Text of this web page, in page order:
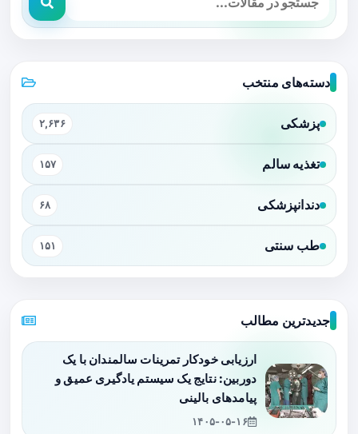
دسته‌های منتخب
پزشکی ۲,۶۳۶
تغذیه سالم ۱۵۷
دندانپزشکی ۶۸
طب سنتی ۱۵۱
جدیدترین مطالب
ارزیابی خودکار تمرینات سالمندان با یک
دوربین: نتایج یک سیستم یادگیری عمیق و
پیامدهای بالینی
۱۴۰۵-۰۵-۱۶